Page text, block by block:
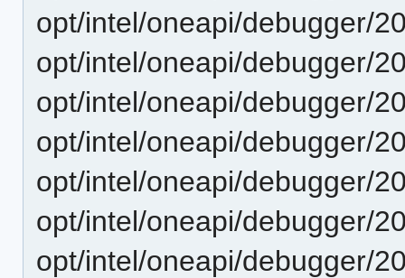
opt/intel/oneapi/debugger/
opt/intel/oneapi/debugger/
opt/intel/oneapi/debugger/
opt/intel/oneapi/debugger/
opt/intel/oneapi/debugger/
opt/intel/oneapi/debugger/
opt/intel/oneapi/debugger/